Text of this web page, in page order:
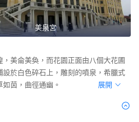
美泉宮
，美侖美奐，而花園正面由八個大花圃
設於白色碎石上，雕刻的噴泉，希臘式
茵，曲徑通幽。
展開